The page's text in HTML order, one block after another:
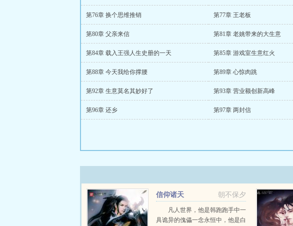
第76章 换个思维推销 第77章 王老板
第80章 父亲来信 第81章 老姚带来的大生意
第84章 载入王强人生史册的一天 第85章 游戏室生意红火
第88章 今天我给你撑腰 第89章 心惊肉跳
第92章 生意莫名其妙好了 第93章 营业额创新高峰
第96章 还乡 第97章 两封信
朝不保夕
信仰诸天
凡人世界，他是韩跑跑手中一
具诡异的傀儡一念永恒中，他是白